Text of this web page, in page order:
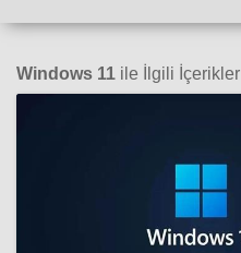
Windows 11 ile İlgili İçerikler